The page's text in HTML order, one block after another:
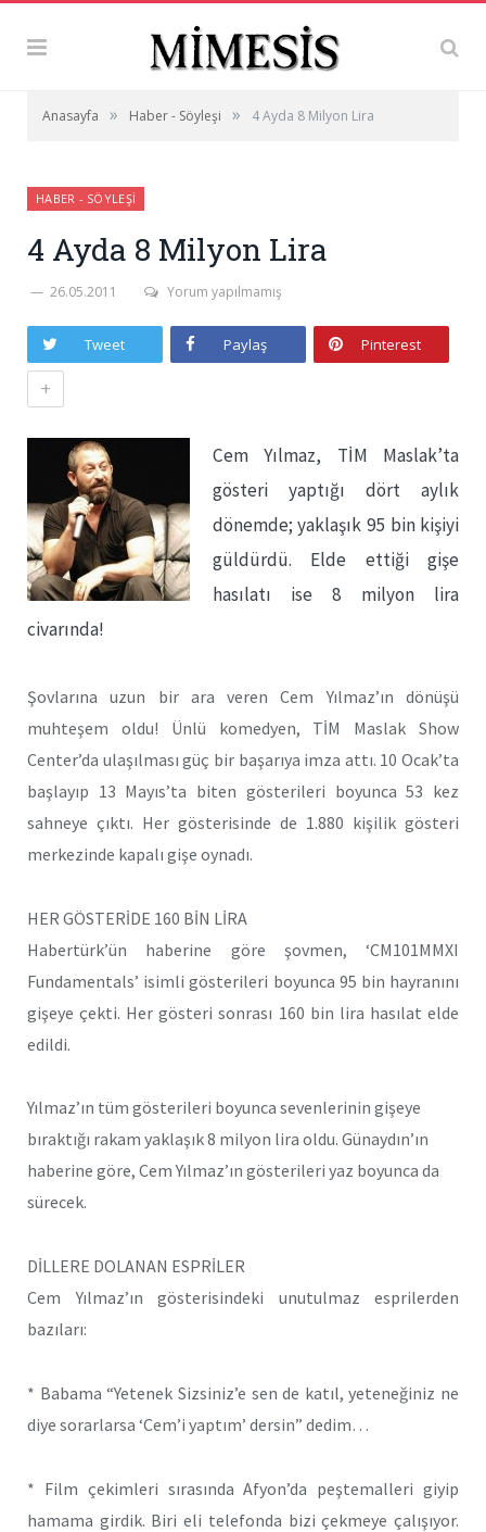
Anasayfa » Haber - Söyleşi » 4 Ayda 8 Milyon Lira
HABER - SÖYLEŞI
4 Ayda 8 Milyon Lira
26.05.2011 Yorum yapılmamış
Tweet Paylaş Pinterest
+
Cem Yılmaz, TİM Maslak’ta
gösteri yaptığı dört aylık
dönemde; yaklaşık 95 bin kişiyi
güldürdü. Elde ettiği gişe
hasılatı ise 8 milyon lira
civarında!
Şovlarına uzun bir ara veren Cem Yılmaz’ın dönüşü
muhteşem oldu! Ünlü komedyen, TİM Maslak Show
Center’da ulaşılması güç bir başarıya imza attı. 10 Ocak’ta
başlayıp 13 Mayıs’ta biten gösterileri boyunca 53 kez
sahneye çıktı. Her gösterisinde de 1.880 kişilik gösteri
merkezinde kapalı gişe oynadı.
HER GÖSTERİDE 160 BİN LİRA
Habertürk’ün haberine göre şovmen, ‘CM101MMXI
Fundamentals’ isimli gösterileri boyunca 95 bin hayranını
gişeye çekti. Her gösteri sonrası 160 bin lira hasılat elde
edildi.
Yılmaz’ın tüm gösterileri boyunca sevenlerinin gişeye
bıraktığı rakam yaklaşık 8 milyon lira oldu. Günaydın’ın
haberine göre, Cem Yılmaz’ın gösterileri yaz boyunca da
sürecek.
DİLLERE DOLANAN ESPRİLER
Cem Yılmaz’ın gösterisindeki unutulmaz esprilerden
bazıları:
* Babama “Yetenek Sizsiniz’e sen de katıl, yeteneğiniz ne
diye sorarlarsa ‘Cem’i yaptım’ dersin” dedim…
* Film çekimleri sırasında Afyon’da peştemalleri giyip
hamama girdik. Biri eli telefonda bizi çekmeye çalışıyor.